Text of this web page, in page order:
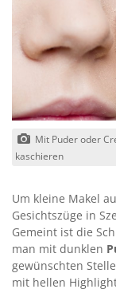
Mit Puder oder
kaschieren
Um kleine Makel
Gesichtszüge in
Gemeint ist die
man mit dunklen
gewünschten
mit hellen